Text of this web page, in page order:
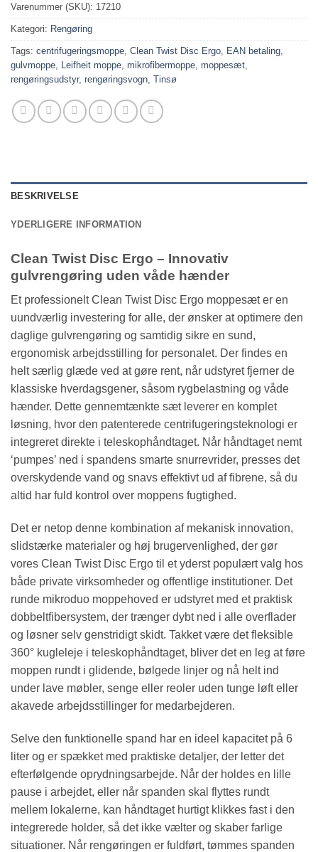
Varenummer (SKU): 17210
Kategori: Rengøring
Tags: centrifugeringsmoppe Clean Twist Disc Ergo EAN betaling
gulvmoppe
Leifheit moppe mikrofibermoppe moppesæt
rengøringsudstyr, rengøringsvogn Tinsø
BESKRIVELSE
YDERLIGERE INFORMATION
Clean Twist Disc Ergo – Innovativ
gulvrengøring uden våde hænder
Et professionelt Clean Twist Disc Ergo moppesæt er en
uundværlig investering for alle, der ønsker at optimere den
daglige gulvrengøring og samtidig sikre en sund,
ergonomisk arbejdsstilling for personalet. Der findes en
helt særlig glæde ved at gøre rent, når udstyret fjerner de
klassiske hverdagsgener, såsom rygbelastning og våde
hænder. Dette gennemtænkte sæt leverer en komplet
løsning, hvor den patenterede centrifugeringsteknologi er
integreret direkte i teleskophåndtaget. Når håndtaget nemt
‘pumpes’ ned i spandens smarte snurrevrider, presses det
overskydende vand og snavs effektivt ud af fibrene, så du
altid har fuld kontrol over moppens fugtighed.
Det er netop denne kombination af mekanisk innovation,
slidstærke materialer og høj brugervenlighed, der gør
vores Clean Twist Disc Ergo til et yderst populært valg hos
både private virksomheder og offentlige institutioner. Det
runde mikroduo moppehoved er udstyret med et praktisk
dobbeltfibersystem, der trænger dybt ned i alle overflader
og løsner selv genstridigt skidt. Takket være det fleksible
360° kugleleje i teleskophåndtaget, bliver det en leg at føre
moppen rundt i glidende, bølgede linjer og nå helt ind
under lave møbler, senge eller reoler uden tunge løft eller
akavede arbejdsstillinger for medarbejderen.
Selve den funktionelle spand har en ideel kapacitet på 6
liter og er spækket med praktiske detaljer, der letter det
efterfølgende oprydningsarbejde. Når der holdes en lille
pause i arbejdet, eller når spanden skal flyttes rundt
mellem lokalerne, kan håndtaget hurtigt klikkes fast i den
integrerede holder, så det ikke vælter og skaber farlige
situationer. Når rengøringen er fuldført, tømmes spanden